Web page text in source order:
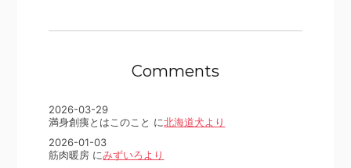
Comments
2026-03-29
満身創痍とはこのこと に北海道犬より
2026-01-03
筋肉暖房 にみずいろより